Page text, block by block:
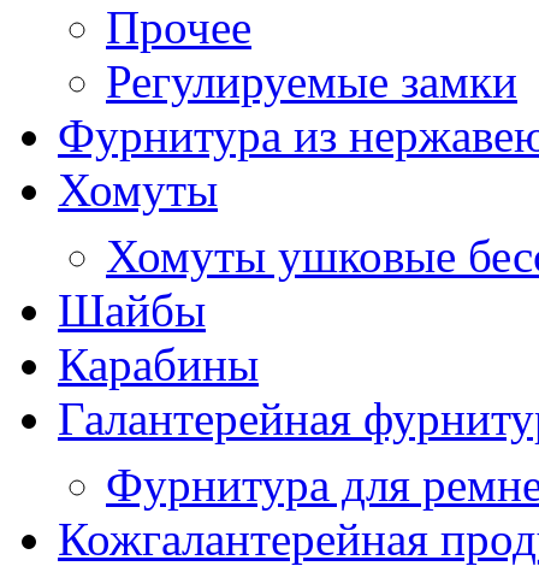
Прочее
Регулируемые замки
Фурнитура из
Хомуты
Хомуты ушковые
Шайбы
Карабины
Галантерейная
Фурнитура для
Кожгалантерейная